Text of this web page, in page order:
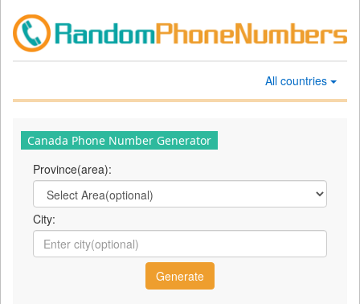
All countries
Canada Phone Number Generator
Province(area):
City: